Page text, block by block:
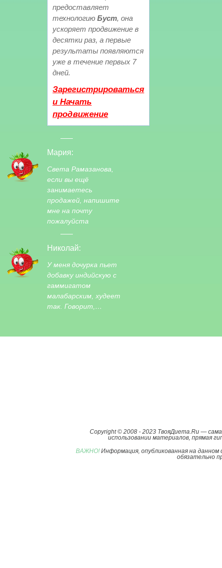
предоставляет
технологию Буст, она
ускоряет продвижение в
десятки раз, а первые
результаты появляются
уже в течение первых 7
дней.
Зарегистрироваться
и Начать
продвижение
Мария:
Света Рамазанова,
если вы ещё
занимаетесь
продажей, напишите
мне на почту
пожалуйста
Николай:
У меня дочурка пьет
добавку индийскую с
гаммигатом
малабарским, худеет
так. Говорит,…
Copyright © 2008 - 2023 ТвояДиета.Ru —
использовании материалов, прямая
ВАЖНО! Информация, опубликованная на
обязательно